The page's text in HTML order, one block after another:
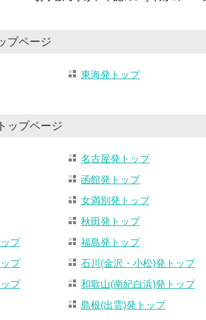
プページ
東海発トップ
ップページ
名古屋発トップ
函館発トップ
女満別発トップ
秋田発トップ
プ
福島発トップ
プ
石川(金沢・小松)発トップ
プ
和歌山(南紀白浜)発トップ
島根(出雲)発トップ